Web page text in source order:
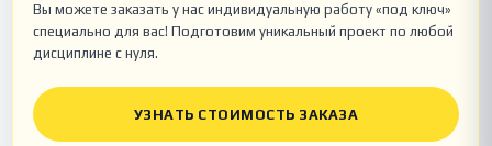
Вы можете заказать у нас индивидуальную работу «под ключ»
специально для вас! Подготовим уникальный проект по любой
дисциплине с нуля.
УЗНАТЬ СТОИМОСТЬ ЗАКАЗА